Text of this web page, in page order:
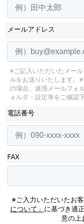
メールアドレス
※ご記入いただいたメー
ルをお送りいたします。
の場合、迷惑メールフォ
ォルダ・設定等をご確認
電話番号
FAX
※ご入力いただいたお
について」 に基づき適
意の上